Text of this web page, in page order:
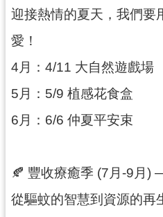
信
箱
桃
園
市
政
l
s
h
迎接熱情的夏天，我們要
愛！
4月：4/11 大自然遊戲場
5月：5/9 植感花食盒
6月：6/6 仲夏平安束
🍂 豐收療癒季 (7月-9月)
從驅蚊的智慧到資源的再